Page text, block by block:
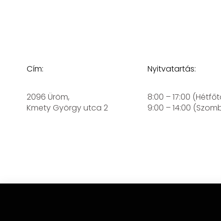
Cím:
2096 Üröm,
Kmety György utca 2
Nyitvatartás:
8:00 – 17:00
9:00 – 14:00